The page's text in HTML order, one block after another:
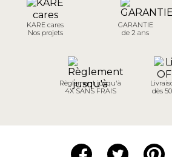
KARE cares
Nos projets
GARANTIE
de 2 ans
Règlement jusqu'à
4X SANS FRAIS
dès